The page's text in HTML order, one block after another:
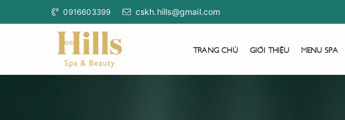
0916603399 cskh.hills@gmail.com
TRANG CHỦ GIỚI THIỆU MENU SPA